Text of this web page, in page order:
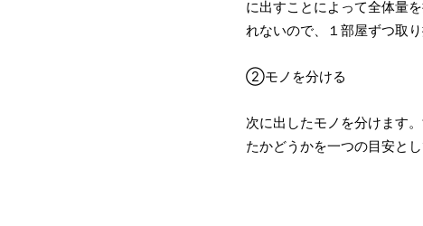
に出すことによって全体量
れないので、１部屋ずつ取り
②モノを分ける
次に出したモノを分けます
たかどうかを一つの目安と